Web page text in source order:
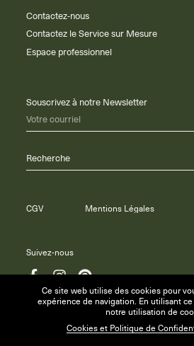
Contactez-nous
Contactez le Service sur Mesure
Espace professionnel
Souscrivez à notre Newsletter
Votre courriel
Recherche
Suivez-nous
CGV Mentions Légales
© 2026 Maison Anne Carminati inc.
Ce site web utilise des cookies pour
expérience de navigation. En utilisant
notre utilisation de
Cookies et Politique de